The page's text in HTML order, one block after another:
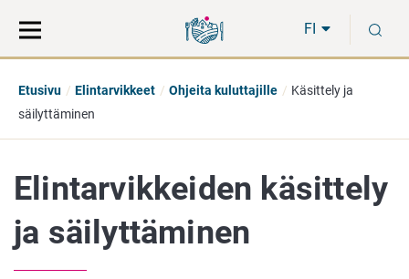
suoraan
sisältöön
koko
sivuston
FI
Etusivu Elintarvikkeet Ohjeita kuluttajille
Käsittely ja
säilyttäminen
Elintarvikkeiden käsittely
ja säilyttäminen